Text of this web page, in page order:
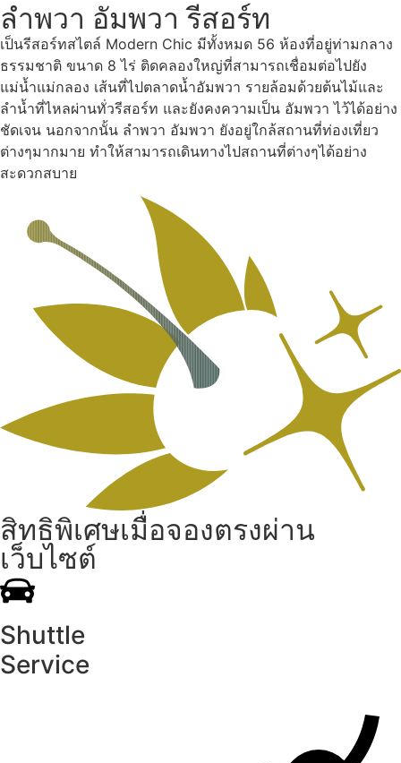
ลำพวา อัมพวา รีสอร์ท
เป็นรีสอร์ทสไตล์ Modern Chic มีทั้งหมด 56 ห้องที่อยู่ท่ามกลาง
ธรรมชาติ ขนาด 8 ไร่ ติดคลองใหญ่ที่สามารถเชื่อมต่อไปยัง
แม่น้ำแม่กลอง เส้นที่ไปตลาดน้ำอัมพวา รายล้อมด้วยต้นไม้และ
ลำน้ำที่ไหลผ่านทั่วรีสอร์ท และยังคงความเป็น อัมพวา ไว้ได้อย่าง
ชัดเจน นอกจากนั้น ลำพวา อัมพวา ยังอยู่ใกล้สถานที่ท่องเที่ยว
ต่างๆมากมาย ทำให้สามารถเดินทางไปสถานที่ต่างๆได้อย่าง
สะดวกสบาย
สิทธิพิเศษเมื่อจองตรงผ่าน
เว็บไซต์
Shuttle
Service